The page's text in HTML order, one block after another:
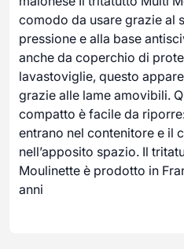
comodo da usare grazie al
pressione e alla base
anche da coperchio di
lavastoviglie, questo
grazie alle lame amovibili.
compatto è facile da
entrano nel contenitore e il
nell’apposito spazio. Il
Moulinette è prodotto in
anni